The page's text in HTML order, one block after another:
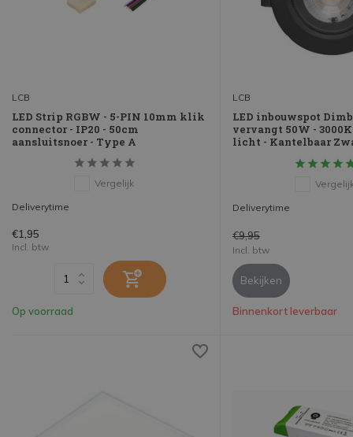
LCB
LED Strip RGBW - 5-PIN 10mm klik
connector - IP20 - 50cm
aansluitsnoer - Type A
Vergelijk
Deliverytime
€1,95
Incl. btw
Op voorraad
LCB
LED inbouwspot
vervangt 50W -
licht - Kantelbaar
Deliverytime
€9,95
Incl. btw
Bekijken
Binnenkort leverbaar